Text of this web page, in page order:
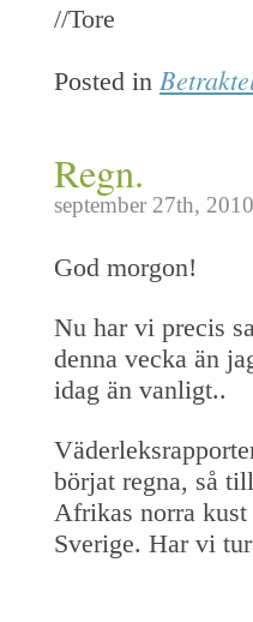
//Tore
Posted in
Regn.
september 27th,
God morgon!
Nu har vi precis
denna vecka än
idag än vanligt..
börjat regna, så
Afrikas norra kust
Sverige. Har vi